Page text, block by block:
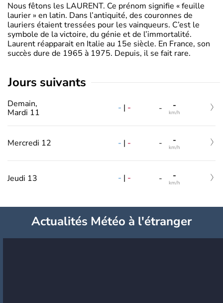
Nous fêtons les LAURENT. Ce prénom signifie « feuille
laurier » en latin. Dans l’antiquité, des couronnes de
lauriers étaient tressées pour les vainqueurs. C’est le
symbole de la victoire, du génie et de l’immortalité.
Laurent réapparait en Italie au 15e siècle. En France, son
succès dure de 1965 à 1975. Depuis, il se fait rare.
jours suivants
Demain,
Mardi 11
- | - - -
km/h
Mercredi 12 - | - - -
km/h
Jeudi 13 - | - - -
km/h
Actualités Météo à l'étranger